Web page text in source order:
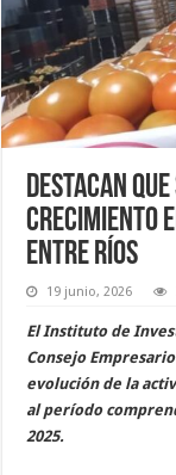
Destacan
crecimiento
Entre Ríos
19 junio, 2026
El Instituto de
Consejo
evolución de la
al período
2025.